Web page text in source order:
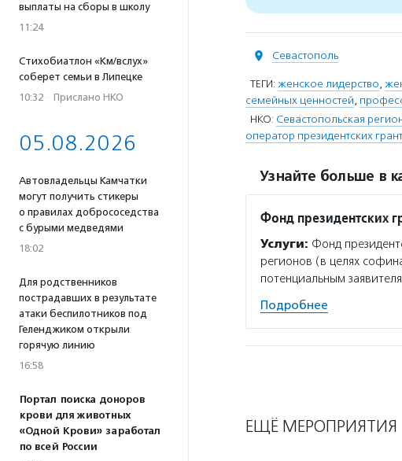
выплаты на сборы в школу
11:24
Стихобиатлон «Км/вслух»
соберет семьи в Липецке
10:32 · Прислано НКО
05.08.2026
Автовладельцы Камчатки
могут получить стикеры
о правилах добрососедства
с бурыми медведями
18:02
Для родственников
пострадавших в результате
атаки беспилотников под
Геленджиком открыли
горячую линию
16:58
Портал поиска доноров
крови для животных
«Одной Крови» заработал
по всей России
Севастополь
ТЕГИ: женское лидерство,
семейных ценностей,
НКО: Севастопольская
оператор президентских
Узнайте больше в
Фонд президентских
Услуги: Фонд
регионов (в целях
потенциальным
Подробнее
ЕЩЁ МЕРОПРИЯТИЯ